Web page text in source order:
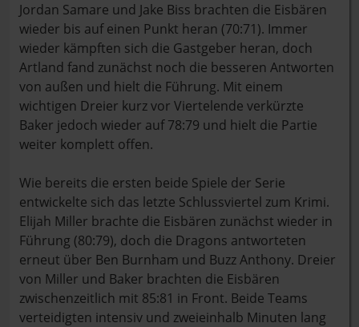
Jordan Samare und Jake Biss brachten die Eisbären
wieder bis auf einen Punkt heran (70:71). Immer
wieder kämpften sich die Gastgeber heran, doch
Artland fand zunächst noch die besseren Antworten
von außen und hielt die Führung. Mit einem
wichtigen Dreier kurz vor Viertelende verkürzte
Baker jedoch wieder auf 78:79 und hielt die Partie
weiter komplett offen.
Wie bereits die ersten beide Spiele der Serie
entwickelte sich das letzte Schlussviertel zum Krimi.
Elijah Miller brachte die Eisbären zunächst wieder in
Führung (80:79), doch die Dragons antworteten
erneut über Ben Burnham und Buzz Anthony. Dreier
von Miller und Baker brachten die Eisbären
zwischenzeitlich mit 85:81 in Front. Beide Teams
verteidigten intensiv und zweieinhalb Minuten lang